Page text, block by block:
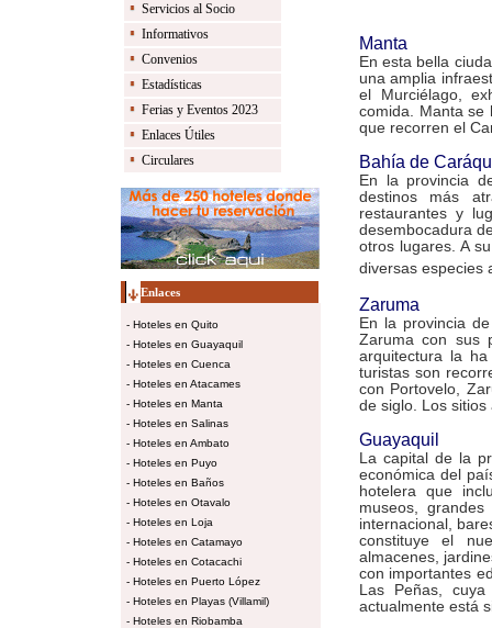
Servicios al Socio
Informativos
Convenios
Estadísticas
Ferias y Eventos 2023
Enlaces Útiles
Circulares
Enlaces
- Hoteles en Quito
- Hoteles en Guayaquil
- Hoteles en Cuenca
- Hoteles en Atacames
- Hoteles en Manta
- Hoteles en Salinas
- Hoteles en Ambato
- Hoteles en Puyo
- Hoteles en Baños
- Hoteles en Otavalo
- Hoteles en Loja
- Hoteles en Catamayo
- Hoteles en Cotacachi
- Hoteles en Puerto López
- Hoteles en Playas (Villamil)
- Hoteles en Riobamba
Manta
En esta bella
una amplia
el Murciélago,
comida. Manta se
que recorren el
Bahía de
En la provincia
destinos más
restaurantes y
desembocadura
otros lugares. A
diversas especies
Zaruma
En la provincia
Zaruma con sus
arquitectura la
turistas son
con Portovelo,
de siglo. Los
Guayaquil
La capital de la
económica del
hotelera que
museos,
internacional,
constituye el
almacenes,
con importantes
Las Peñas,
actualmente está